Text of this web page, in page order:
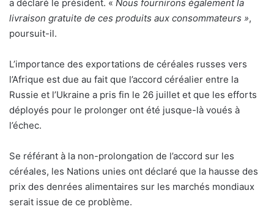
a déclaré le président. « Nous fournirons également la
livraison gratuite de ces produits aux consommateurs »,
poursuit-il.
L’importance des exportations de céréales russes vers
l’Afrique est due au fait que l’accord céréalier entre la
Russie et l’Ukraine a pris fin le 26 juillet et que les efforts
déployés pour le prolonger ont été jusque-là voués à
l’échec.
Se référant à la non-prolongation de l’accord sur les
céréales, les Nations unies ont déclaré que la hausse des
prix des denrées alimentaires sur les marchés mondiaux
serait issue de ce problème.